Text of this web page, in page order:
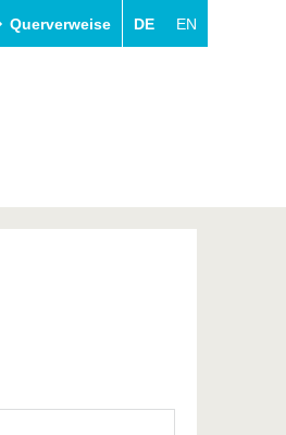
Querverweise DE EN